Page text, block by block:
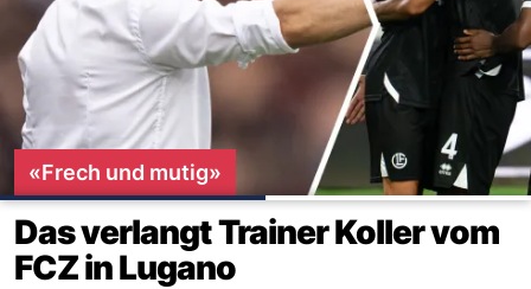
«Frech und mutig»
Das verlangt Trainer Koller vom
FCZ in Lugano